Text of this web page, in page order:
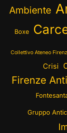
Ambiente
Boxe
Collettivo Ateneo
Crisi
Firenze
Gruppo